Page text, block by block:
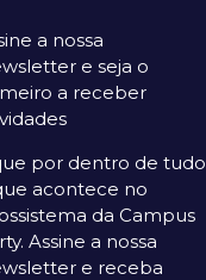
a nossa
e seja o
a receber
por dentro de tudo
acontece no
da Campus
Assine a nossa
e receba